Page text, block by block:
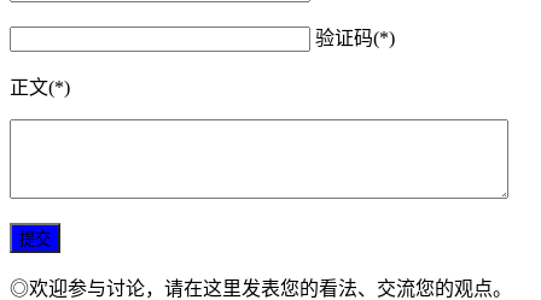
验证码(*)
正文(*)
◎欢迎参与讨论，请在这里发表您的看法、交流您的观点。